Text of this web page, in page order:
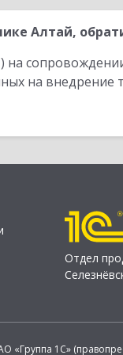
Алтай,
на
на
Отдел
«Группа 1С»